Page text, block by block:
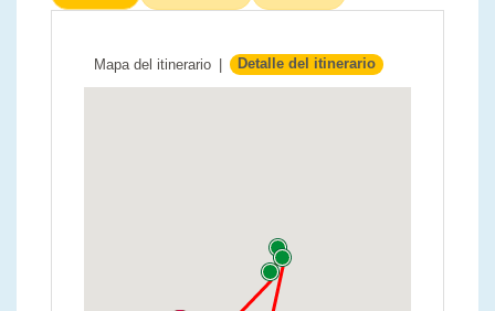
Mapa del itinerario Detalle del itinerario